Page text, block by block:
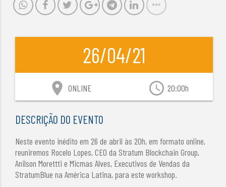
26/04/21
access_time 20:00h
location_on ONLINE
DESCRIÇÃO DO EVENTO
Neste evento inédito em 26 de abril às 20h, em formato online,
reuniremos Rocelo Lopes, CEO da Stratum Blockchain Group,
Anilson Morettti e Micmas Alves, Executivos de Vendas da
StratumBlue na América Latina, para este workshop.